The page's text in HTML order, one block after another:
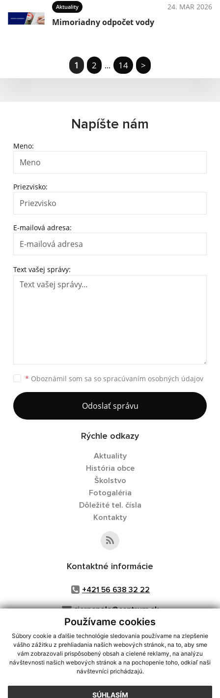
Používame cookies
Súbory cookie a ďalšie technológie sledovania používame na zlepšenie
vášho zážitku z prehliadania našich webových stránok, na to, aby sme
vám zobrazovali prispôsobený obsah a cielené reklamy, na analýzu
návštevnosti našich webových stránok a na pochopenie toho, odkiaľ naši
návštevníci prichádzajú.
SÚHLASÍM
Aktuality 24. MAR 2026
Mimoriadny odpočet vody
1 2 ... 14 >
Napíšte nám
Meno:
Priezvisko:
E-mailová adresa:
Text vašej správy:
* Oboznámil som sa so spracúvaním osobných údajov
Odoslať správu
Rýchle odkazy
Aktuality
História obce
Školstvo
Fotogaléria
Dôležité tel. čísla
Kontakty
Kontaktné informácie
+421 56 638 32 22
ciernepole@centrum.sk
využite možnosť získavania aktuálnych informácií s využitím RSS
CMS systém (redakčný) systém ECHELON 2,Mapa stránok,web portál
webex.digital, s.r.o.,domény,registrácia domény